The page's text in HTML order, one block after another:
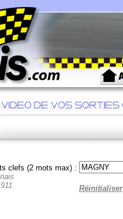
clefs (2 mots max) :
Réinitialiser